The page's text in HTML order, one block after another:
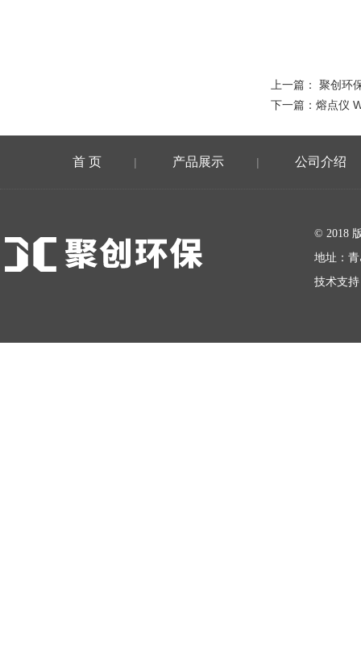
上一篇： 聚创环
下一篇： 熔点仪
首 页 | 产品展示 | 公司介绍
© 2018
地址：
技术支